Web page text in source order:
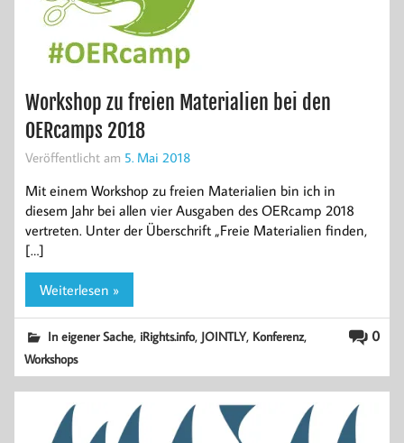
Workshop zu freien Materialien bei den
OERcamps 2018
Veröffentlicht am 5. Mai 2018
Mit einem Workshop zu freien Materialien bin ich in
diesem Jahr bei allen vier Ausgaben des OERcamp 2018
vertreten. Unter der Überschrift „Freie Materialien finden,
[…]
Weiterlesen »
0
In eigener Sache, iRights.info, JOINTLY, Konferenz,
Workshops